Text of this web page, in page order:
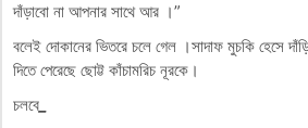
দাঁড়াবো না আপনার সাথে আর ।”
বলেই দোকানের ভিতরে চলে গেল ।সাদাফ মুচকি হেসে
দিতে পেরেছে ছোট্ট কাঁচামরিচ নূরকে।
চলবে